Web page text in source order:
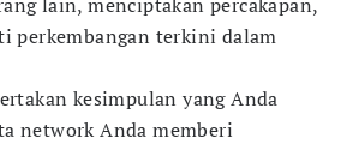
perkembangan terkini dalam
kesimpulan yang Anda
network Anda memberi